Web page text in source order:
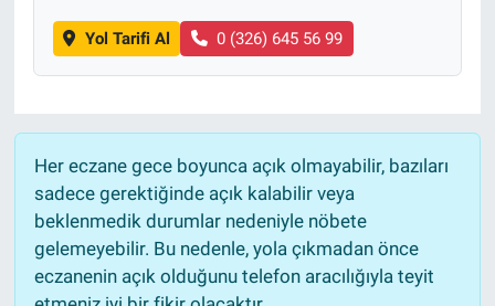
Yol Tarifi Al 0 (326) 645 56 99
Her eczane gece boyunca açık olmayabilir, bazıları
sadece gerektiğinde açık kalabilir veya
beklenmedik durumlar nedeniyle nöbete
gelemeyebilir. Bu nedenle, yola çıkmadan önce
eczanenin açık olduğunu telefon aracılığıyla teyit